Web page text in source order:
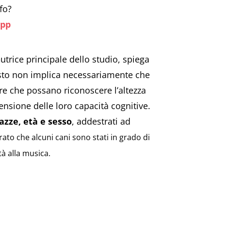
principale dello studio, spiega
non implica necessariamente che
possano riconoscere l’altezza
delle loro capacità cognitive.
età e sesso, addestrati ad
che alcuni cani sono stati in grado di
alla musica.